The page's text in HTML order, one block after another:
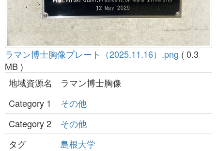
ラマン博士胸像プレート（2025.11.16）.png ( 0.3
MB )
地域資源名
ラマン博士胸像
Category 1
その他
Category 2
その他
タグ
島根大学